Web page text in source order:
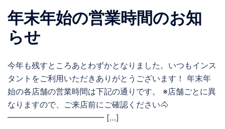
年末年始の営業時間のお知
らせ
今年も残すところあとわずかとなりました。いつもインス
タントをご利用いただきありがとうございます！ 年末年
始の各店舗の営業時間は下記の通りです。 ※店舗ごとに異
なりますので、ご来店前にご確認ください🐴
━━━━━━━━━━━━ […]